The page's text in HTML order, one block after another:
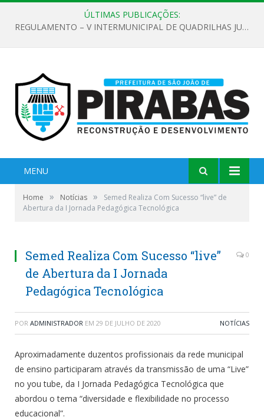
ÚLTIMAS PUBLICAÇÕES:
REGULAMENTO – V INTERMUNICIPAL DE QUADRILHAS JUNINAS 2026
MENU
Home » Notícias »
Semed Realiza Com Sucesso “live” de
Abertura da I Jornada Pedagógica Tecnológica
Semed Realiza Com Sucesso “live”
de Abertura da I Jornada
Pedagógica Tecnológica
0
POR ADMINISTRADOR EM 29 DE JULHO DE 2020 NOTÍCIAS
Aproximadamente duzentos profissionais da rede municipal
de ensino participaram através da transmissão de uma “Live”
no you tube, da I Jornada Pedagógica Tecnológica que
abordou o tema “diversidade e flexibilidade no processo
educacional”.